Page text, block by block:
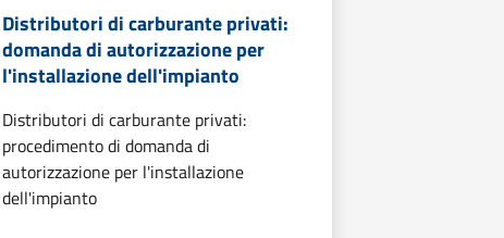
Distributori di carburante privati:
domanda di autorizzazione per
l'installazione dell'impianto
Distributori di carburante privati:
procedimento di domanda di
autorizzazione per l'installazione
dell'impianto